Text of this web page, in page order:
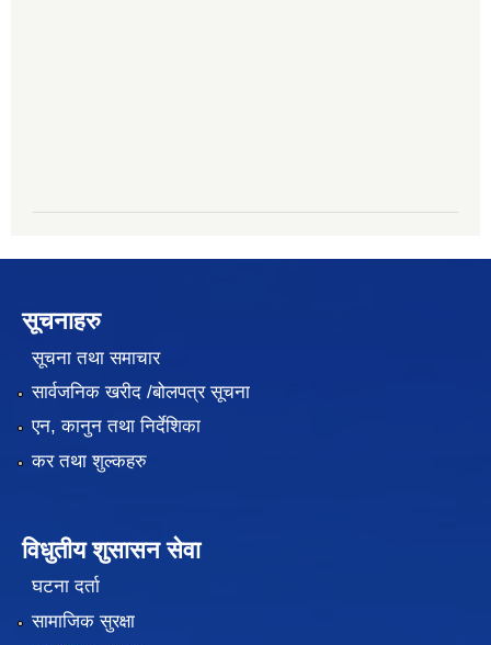
सूचनाहरु
सूचना तथा समाचार
सार्वजनिक खरीद /बोलपत्र सूचना
एन, कानुन तथा निर्देशिका
कर तथा शुल्कहरु
विधुतीय शुसासन सेवा
घटना दर्ता
सामाजिक सुरक्षा